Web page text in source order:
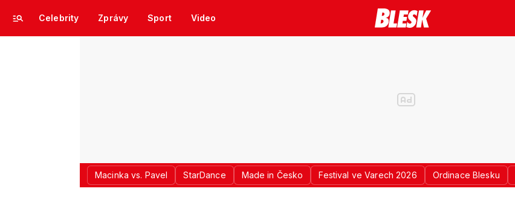
Celebrity Zprávy Sport Video
Macinka vs. Pavel StarDance Made in Česko Festival ve Varech 2026 Ordinace Blesku